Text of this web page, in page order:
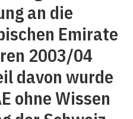
an die
Emirate
2003/04
davon wurde
ohne Wissen